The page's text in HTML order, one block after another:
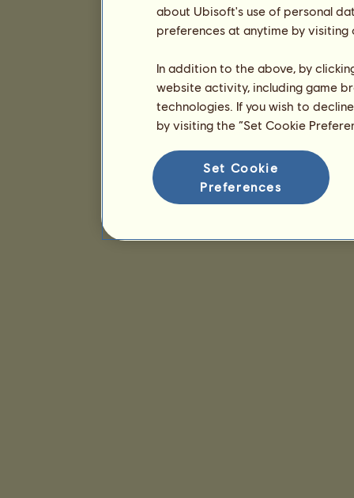
about Ubisoft's use of personal
preferences at anytime by
In addition to the above, by
website activity, including game
technologies. If you wish to
by visiting the “Set Cookie
Set Cookie
Preferences